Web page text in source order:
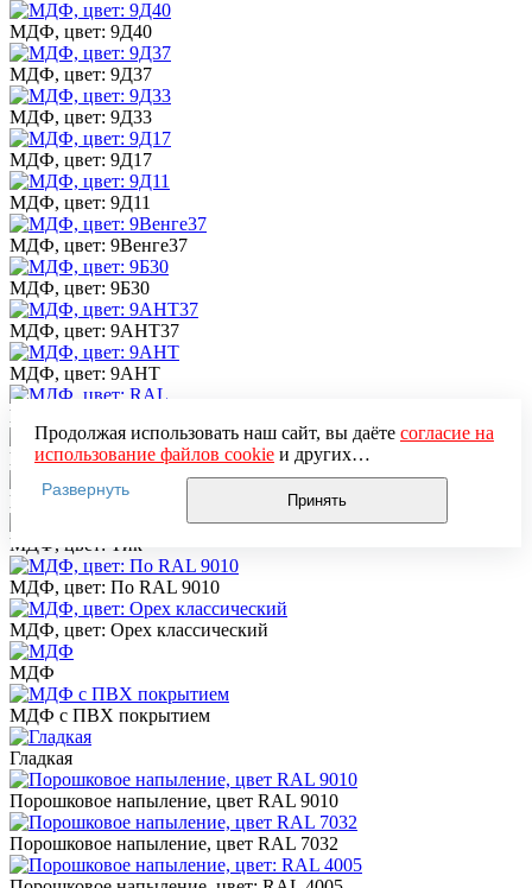
МДФ, цвет: 9Д40
МДФ, цвет: 9Д37
МДФ, цвет: 9Д33
МДФ, цвет: 9Д17
МДФ, цвет: 9Д11
МДФ, цвет: 9Венге37
МДФ, цвет: 9Б30
МДФ, цвет: 9АНТ37
МДФ, цвет: 9АНТ
МДФ, цвет: RAL
МДФ-белый
МДФ, цвет: Махонь
МДФ, цвет: Тик
МДФ, цвет: По RAL 9010
МДФ, цвет: Орех классический
МДФ
МДФ с ПВХ покрытием
Гладкая
Порошковое напыление, цвет RAL 9010
Порошковое напыление, цвет RAL 7032
Продолжая использовать наш сайт, вы даёте согласие на
использование файлов cookieи других
пользовательских данных (включая IP-адрес, сведения о
местоположении, устройстве, действиях на сайте и т. п.)
для функционирования сайта, проведения
использования систем аналитики (например,
Яндекс.Метрика), в соответствии с нашей
обработки персональных данных.
Если вы не хотите, чтобы ваши данные обрабатывались,
настройте ограничения в браузере или покиньте сайт.
Развернуть
Принять